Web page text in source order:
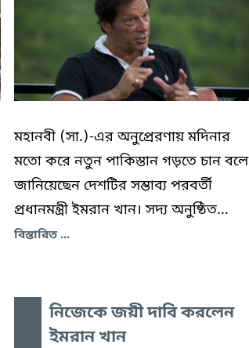
মহানবী (সা.)-এর অনুপ্রেরণায় মদিনার
মতো করে নতুন পাকিস্তান গড়তে চান বলে
জানিয়েছেন দেশটির সম্ভাব্য পরবর্তী
প্রধানমন্ত্রী ইমরান খান। সদ্য অনুষ্ঠিত...
বিস্তারিত ...
নিজেকে জয়ী দাবি করলেন
ইমরান খান